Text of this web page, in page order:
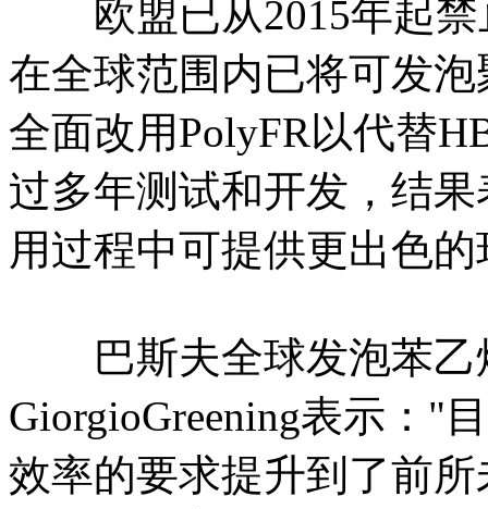
欧盟已从2015年起禁
在全球范围内已将可发
全面改用PolyFR以代替
过多年测试和开发，结
用过程中可提供更出色
巴斯夫全球发泡苯乙
GiorgioGreening表示："
效率的要求提升到了前